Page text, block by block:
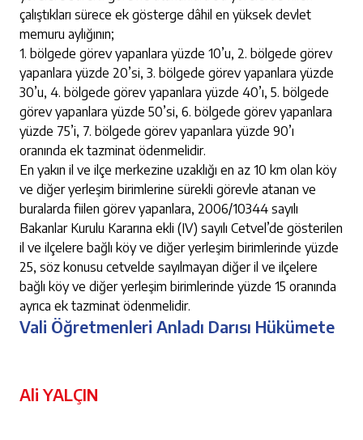
Vali Öğretmenleri Anladı Darısı Hükümete
Ali YALÇIN
çalıştıkları sürece ek gösterge dâhil en yüksek devlet
memuru aylığının;
1. bölgede görev yapanlara yüzde 10’u, 2. bölgede görev
yapanlara yüzde 20’si, 3. bölgede görev yapanlara yüzde
30’u, 4. bölgede görev yapanlara yüzde 40’ı, 5. bölgede
görev yapanlara yüzde 50’si, 6. bölgede görev yapanlara
yüzde 75’i, 7. bölgede görev yapanlara yüzde 90’ı
oranında ek tazminat ödenmelidir.
En yakın il ve ilçe merkezine uzaklığı en az 10 km olan köy
ve diğer yerleşim birimlerine sürekli görevle atanan ve
buralarda fiilen görev yapanlara, 2006/10344 sayılı
Bakanlar Kurulu Kararına ekli (IV) sayılı Cetvel’de gösterilen
il ve ilçelere bağlı köy ve diğer yerleşim birimlerinde yüzde
25, söz konusu cetvelde sayılmayan diğer il ve ilçelere
bağlı köy ve diğer yerleşim birimlerinde yüzde 15 oranında
ayrıca ek tazminat ödenmelidir.